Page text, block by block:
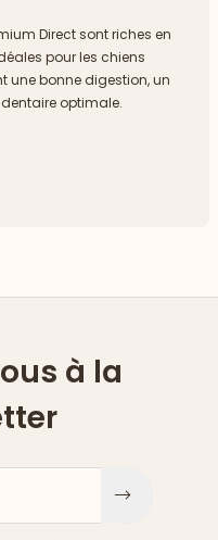
Direct sont riches en
pour les chiens
une bonne digestion, un
optimale.
à la